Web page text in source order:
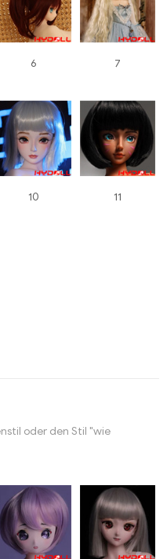
6 7
10 11
oder den Stil "wie